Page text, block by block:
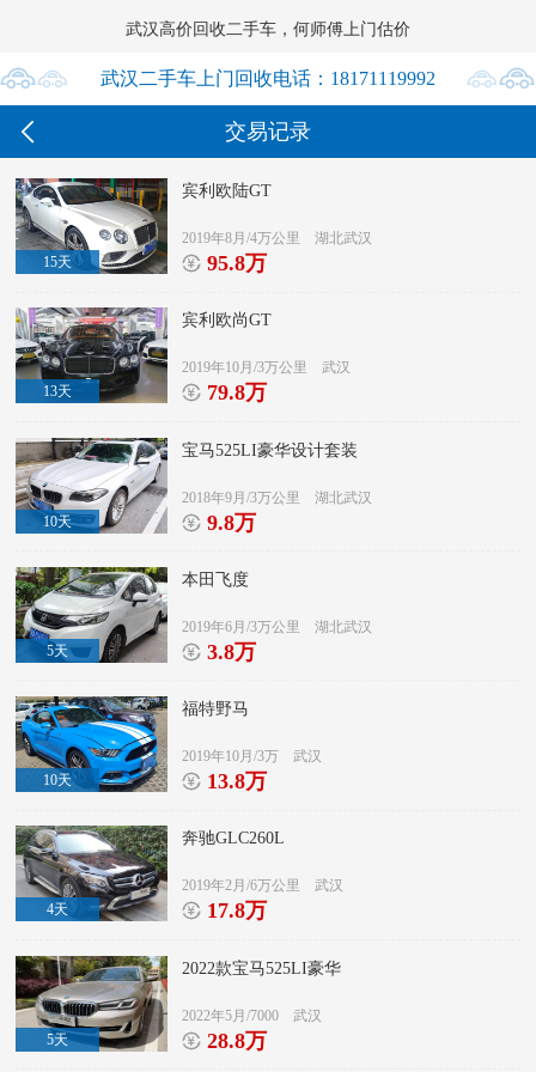
武汉高价回收二手车，何师傅上门估价
 武汉二手车上门回收电话：18171119992
18171119992

 交易记录
15天
宾利欧陆GT
2019年8月/4万公里 湖北武汉
 95.8万
13天
宾利欧尚GT
2019年10月/3万公里 武汉
 79.8万
10天
宝马525LI豪华设计套装
2018年9月/3万公里 湖北武汉
 9.8万
5天
本田飞度
2019年6月/3万公里 湖北武汉
 3.8万
10天
福特野马
2019年10月/3万 武汉
 13.8万
4天
奔驰GLC260L
2019年2月/6万公里 武汉
 17.8万
5天
2022款宝马525LI豪华
2022年5月/7000 武汉
 28.8万